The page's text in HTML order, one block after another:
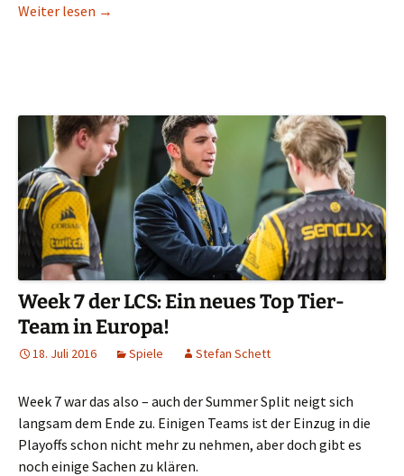
Weiter lesen League of Legends: Der ultimative Guide für die
→
Week 7 der LCS: Ein neues Top Tier-
Team in Europa!
18. Juli 2016 Spiele Stefan Schett
Week 7 war das also – auch der Summer Split neigt sich
langsam dem Ende zu. Einigen Teams ist der Einzug in die
Playoffs schon nicht mehr zu nehmen, aber doch gibt es
noch einige Sachen zu klären.